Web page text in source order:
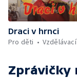
Draci v hrnci
Pro děti
Vzdělávací
Zprávičky